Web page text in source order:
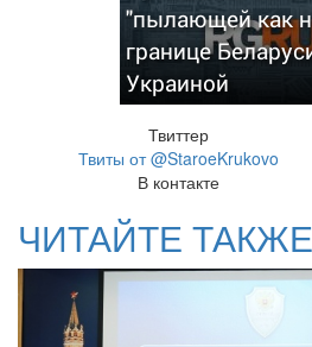
"пылающей как
границе
Украиной
Твиттер
Твиты от @StaroeKrukovo
В контакте
ЧИТАЙТЕ